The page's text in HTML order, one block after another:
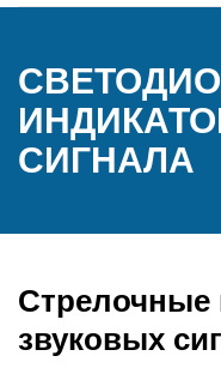
СИГНАЛА
Стрелочные
звуковых